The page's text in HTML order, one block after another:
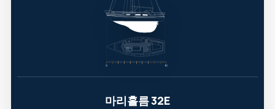
마리홀름 32E